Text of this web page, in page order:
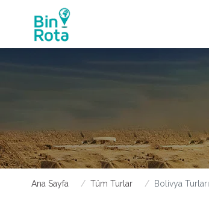
Ana Sayfa Tüm Turlar Bolivya Turları